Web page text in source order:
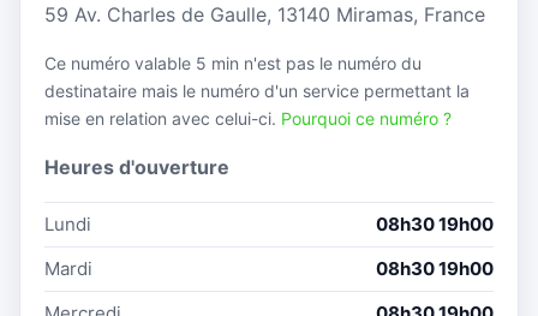
59 Av. Charles de Gaulle, 13140 Miramas, France
Ce numéro valable 5 min n'est pas le numéro du
destinataire mais le numéro d'un service permettant la
mise en relation avec celui-ci. Pourquoi ce numéro ?
Heures d'ouverture
Lundi
08h30 19h00
Mardi
08h30 19h00